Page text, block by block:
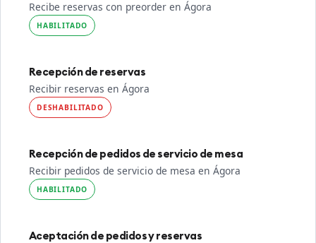
Recibe reservas con preorder en Ágora
HABILITADO
Recepción de reservas
Recibir reservas en Ágora
DESHABILITADO
Recepción de pedidos de servicio de mesa
Recibir pedidos de servicio de mesa en Ágora
HABILITADO
Aceptación de pedidos y reservas